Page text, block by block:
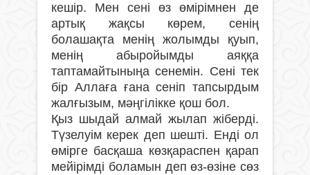
кешір. Мен сені өз өмірімнен де
артық жақсы көрем, сенің
болашақта менің жолымды қуып,
менің абыройымды аяққа
таптамайтыныңа сенемін. Сені тек
бір Аллаға ғана сеніп тапсырдым
жалғызым, мəңгілікке қош бол.
Қыз шыдай алмай жылап жіберді.
Түзелуім керек деп шешті. Енді ол
өмірге басқаша көзқараспен қарап
мейірімді боламын деп өз-өзіне сөз